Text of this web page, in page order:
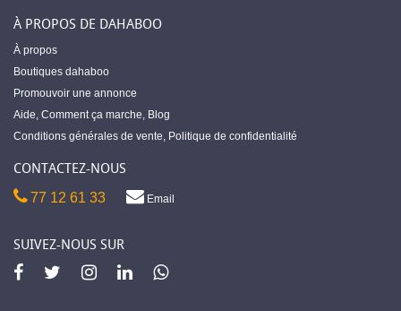
À PROPOS DE DAHABOO
À propos
Boutiques dahaboo
Promouvoir une annonce
Aide, Comment ça marche, Blog
Conditions générales de vente, Politique de confidentialité
CONTACTEZ-NOUS
77 12 61 33 Email
SUIVEZ-NOUS SUR